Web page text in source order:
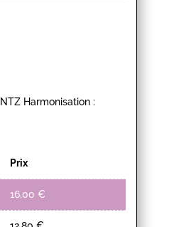
Harmonisation :
Prix
16,00 €